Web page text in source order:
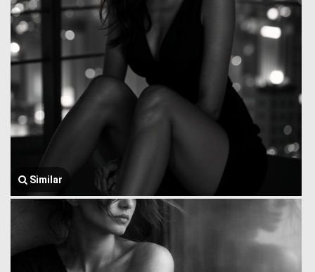
Similar